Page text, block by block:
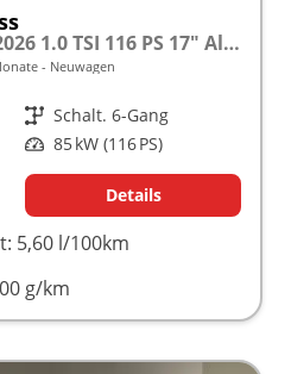
Style Neues Modell 2026 1.0 TSI 116 PS 17" Alu, MATRIX-LED-Scheinwerfer (IQ Light), Adaptiver Tempomat ACC, Parksensoren vo/hi, Radio "Ready2Discover", Wireless App-Connect, Klima, M-Lederlenkrad, Digitales Cockpit, Müdigkeitserkennung
Neuwagen
Getriebe Schalt. 6-Gang
Leistung 85 kW (116 PS)
Details
5,60 l/100km
g/km